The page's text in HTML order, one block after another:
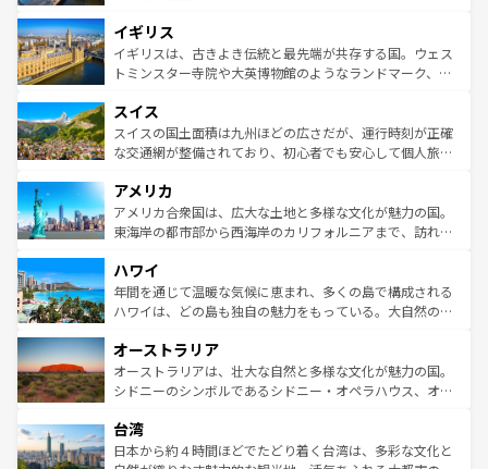
いる。シャンパンの発祥地であるランス、プロヴァンスの
香り高いラベンダー畑など、多彩な楽しみ方が可能だ。さ
らに、パリ以外の地域にも魅力が溢れており、どの街角に
れる地方に足を運ぶとそれぞれで全く異なる文化を体験で
きるだろう。 なお、新着のフランス情報はコンテンツ一覧
を参照してほしい。
顔を持つこの国は、どこを歩いても飽きることがない。ベ
ルリンの文化的活気、バイエルン州のアルプスの絶景、そ
してライン川沿いのワイン畑といった風景は必見。ビール
は、お酒好きな人にはぜひ体験してほしい。 なお、新着の
ドイツ情報はコンテンツ一覧を参照してほしい。
イギリス
イギリスは、古きよき伝統と最先端が共存する国。ウェス
トミンスター寺院や大英博物館のようなランドマーク、歴
リアごとに異なる魅力がある。また、優雅なアフタヌーン
ティー、ビール好きにはたまらない英国パブ、サッカー観
戦など、本場だからこそできる体験も豊富。イギリスを旅
ンツ一覧を参照してほしい。
スイス
スイスの国土面積は九州ほどの広さだが、運行時刻が正確
な交通網が整備されており、初心者でも安心して個人旅行
の建物がそのまま残る町や、スイスならではのユニークな
博物館もあり、アルプス観光だけでなく町歩きも満喫する
ことができる。国民の所得が高いため物価も高いが、旅行
ば市内交通費無料で観光を楽しむこともできる。 なお、新
着のスイス情報はコンテンツ一覧 を参照してほしい。
アメリカ
アメリカ合衆国は、広大な土地と多様な文化が魅力の国。
東海岸の都市部から西海岸のカリフォルニアまで、訪れる
のような巨大都市は、観光、ショッピング、エンターテイ
ンメントが詰まった刺激的なスポットだ。一方、アメリカ
西部には大自然が広がり、グランドキャニオンやイエロー
部のニューオーリンズでは、音楽と美食が融合した独特の
文化が魅力。旅行者はアメリカの各地域で異なる魅力を楽
しみながら、その多様性と豊かな歴史を感じることができ
ならではの贅沢な旅のスタイルだ。 なお、新着のアメリカ
情報はコンテンツ一覧を参照してほしい。
ハワイ
年間を通じて温暖な気候に恵まれ、多くの島で構成される
ハワイは、どの島も独自の魅力をもっている。大自然の神
ワイ島は見逃せない。また、定番の観光地といえばオアフ
島だが、静かな自然を求めるならマウイ島やカウアイ島が
おすすめ。エメラルドグリーンに輝く海をはじめ、豊かな
れるおもてなしの心で訪れる人々を迎えてくれるハワイの
人々、おいしいローカルフードやハワイアンミュージッ
オーストラリア
オーストラリアは、壮大な自然と多様な文化が魅力の国。
シドニーのシンボルであるシドニー・オペラハウス、オー
リアリーフや大陸中央部にそびえるウルル（エアーズロッ
ク）、タスマニアの美しい原生林やケアンズの熱帯雨林な
台湾
日本から約４時間ほどでたどり着く台湾は、多彩な文化と